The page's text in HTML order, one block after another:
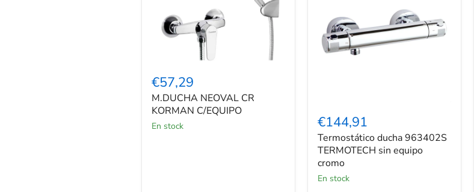
NEOVAL
CR
KORMAN
C/EQUIPO
€57,29
M.DUCHA NEOVAL CR
KORMAN C/EQUIPO
En stock
ducha
963402S
TERMOTECH
sin
equipo
cromo
€144,91
Termostático ducha 963402S
TERMOTECH sin equipo
cromo
En stock